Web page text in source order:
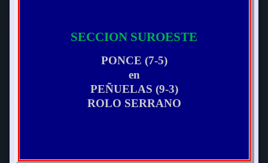
SECCION SUROESTE
PONCE (7-5)
en
PEÑUELAS (9-3)
ROLO SERRANO